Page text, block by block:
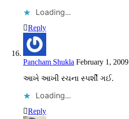
Loading...
Reply
Pancham Shukla February 1, 2009
આખે આખી રચના સ્પર્શી ગઈ.
Loading...
Reply